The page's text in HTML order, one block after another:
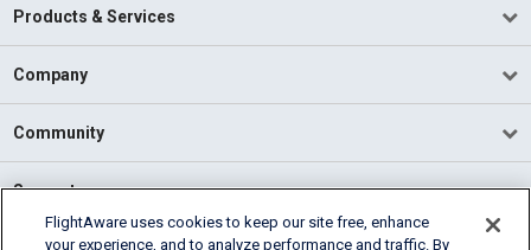
Products & Services
Company
Community
Support
FlightAware uses cookies to keep our site free, enhance
your experience, and to analyze performance and traffic. By